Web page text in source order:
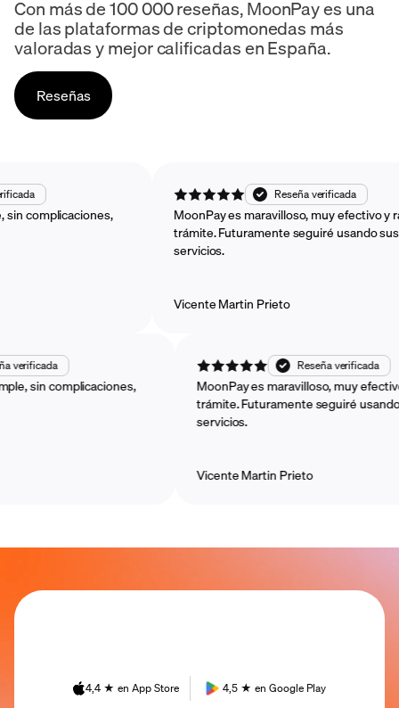
Con más de 100 000 reseñas, MoonPay es una
de las plataformas de criptomonedas más
valoradas y mejor calificadas en España.
Reseñas
verificada
simple, sin complicaciones,
Reseña verificada
MoonPay es maravilloso, muy
trámite. Futuramente seguiré
servicios.
Vicente Martin Prieto
complicaciones,
Reseña verificada
MoonPay es maravilloso, muy efectivo y
trámite. Futuramente seguiré usando sus
servicios.
Vicente Martin Prieto
4,4 ★ en App Store 4,5 ★ en Google Play